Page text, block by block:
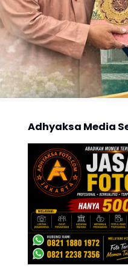
Adhyaksa Media